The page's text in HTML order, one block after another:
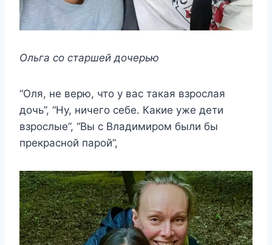
Ольга сο старшeй дοчeрью
“Оля, не верю, что у вас такая взрослая
дочь”, “Ну, ничего себе. Какие уже дети
взрослые”, “Вы с Владимиром были бы
прекрасной парой”,